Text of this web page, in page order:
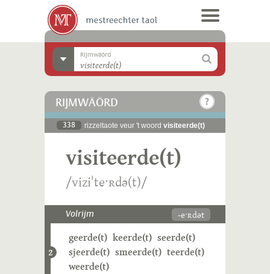
Rijmwäörd
RIJMWÄÖRD
338 rizzeltaote veur 't woord visiteerde(t)
visiteerde(t)
/viziˈteˑʀdə(t)/
Volrijm -eˑʀdət
2
geerde(t) keerde(t) seerde(t)
sjeerde(t) smeerde(t) teerde(t)
weerde(t)